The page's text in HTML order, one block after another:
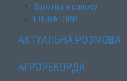
Заготівля силосу
ЕЛЕВАТОРИ
АКТУАЛЬНА РОЗМОВА
АГРОРЕКОРДИ